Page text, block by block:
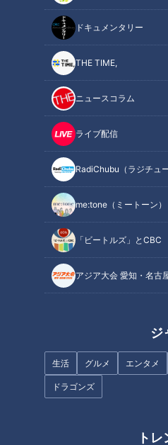
ドキュメンタリー
THE TIME,
ニュースコラム
ライブ配信
RadiChubu（ラジチュー
me:tone（ミートーン）
「ビートルズ」とCBC
アジア大会 愛知・名古
ジ
生活 グルメ エンタメ
ドラゴンズ
ト
産婦人科専門医が手がける“ヘル
シーランチ”とは？ジム併設カフ
ェの大満足サンドも…名古屋
市・守山区の“愛されフード”を
ほぼ愛知稲沢市・国府宮だけ愛
されフード『羽二重餅』をいた
だきます！【愛されフード】
ほぼ愛知・碧南市の愛されフー
ド『福本焼』をいただきます！